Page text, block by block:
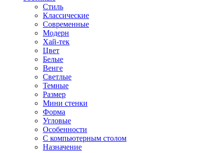
Стиль
Классические
Современные
Модерн
Хай-тек
Цвет
Белые
Венге
Светлые
Темные
Размер
Мини стенки
Форма
Угловые
Особенности
С компьютерным столом
Назначение